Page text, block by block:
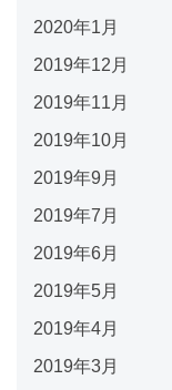
2020年1月
2019年12月
2019年11月
2019年10月
2019年9月
2019年7月
2019年6月
2019年5月
2019年4月
2019年3月